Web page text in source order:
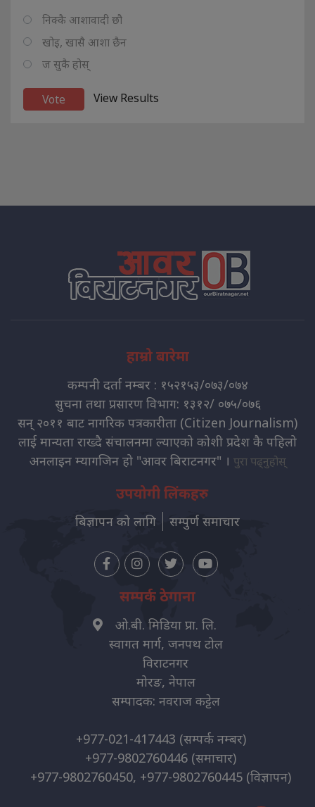
निक्कै आशावादी छौ
खोइ, खासै आशा छैन
ज सुकै होस्
View Results
हाम्रो बारेमा
कम्पनी दर्ता नम्बर : १५२१५३/०७३/०७४
सुचना तथा प्रसारण विभाग: १३१२/ ०७५/०७६
सन् २०११ बाट नागरिक पत्रकारीता (Citizen Journalism)
लाई मान्यता राख्दै संचालनमा ल्याएको कोशी प्रदेश कै पहिलो
अनलाइन म्यागजिन हो "आवर बिराटनगर" । पुरा पढ्नुहोस्
उपयोगी लिंकहरु
बिज्ञापन को लागि सम्पुर्ण समाचार
सम्पर्क ठेगाना
ओ.बी. मिडिया प्रा. लि.
स्वागत मार्ग, जनपथ टोल
विराटनगर
मोरङ, नेपाल
सम्पादक: नवराज कट्टेल
+977-021-417443 (सम्पर्क नम्बर)
+977-9802760446 (समाचार)
+977-9802760450, +977-9802760445 (विज्ञापन)